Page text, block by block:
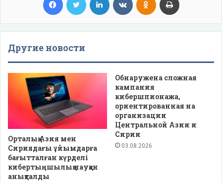
Другие новости
Орталық Азия мен
Сириядағы ұйымдарға
бағытталған күрделі
кибертыңшылық науқан
анықталды
Обнаружена сложная
кампания
кибершпионажа,
ориентированная на
организации
Центральной Азии и
Сирии
03.08.2026